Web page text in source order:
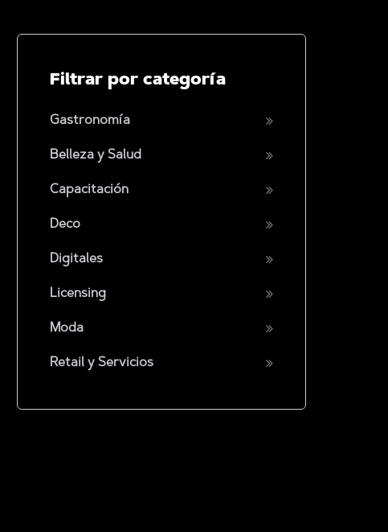
Filtrar por categoría
Gastronomía
Belleza y Salud
Capacitación
Deco
Digitales
Licensing
Moda
Retail y Servicios